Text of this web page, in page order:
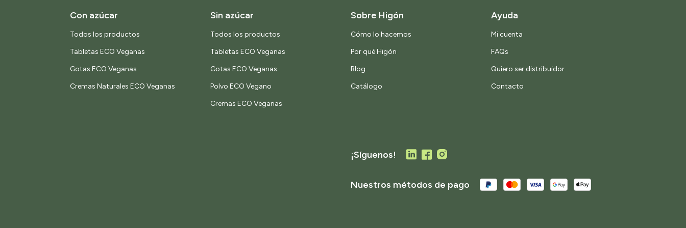
Con azúcar
Todos los productos
Tabletas ECO Veganas
Gotas ECO Veganas
Cremas Naturales ECO Veganas
Sin azúcar
Todos los productos
Tabletas ECO Veganas
Gotas ECO Veganas
Polvo ECO Vegano
Cremas ECO Veganas
Sobre Higón
Cómo lo hacemos
Por qué Higón
Blog
Catálogo
Ayuda
Mi cuenta
FAQs
Quiero ser distribuidor
Contacto
¡Síguenos!
Nuestros métodos de pago